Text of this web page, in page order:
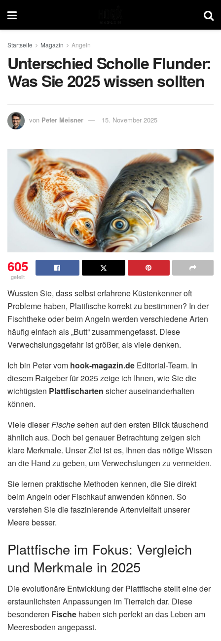
Startseite Magazin Angeln
Unterschied Scholle Flunder:
Was Sie 2025 wissen sollten
von Peter Meisner 15. November 2025
605
geteilt
Wussten Sie, dass selbst erfahrene Küstenkenner oft
Probleme haben, Plattfische korrekt zu bestimmen? In der
Fischtheke oder beim Angeln werden verschiedene Arten
häufig einfach als „Butt“ zusammengefasst. Diese
Verwechslungsgefahr ist größer, als viele denken.
Ich bin Peter vom hook-magazin.de Editorial-Team. In
diesem Ratgeber für 2025 zeige ich Ihnen, wie Sie die
wichtigsten Plattfischarten sicher auseinanderhalten
können.
Viele dieserFischesehen auf den ersten Blick täuschend
ähnlich aus. Doch bei genauer Betrachtung zeigen sich
klare Merkmale. Unser Ziel ist es, Ihnen das nötige Wissen
an die Hand zu geben, um Verwechslungen zu vermeiden.
Sie lernen praktische Methoden kennen, die Sie direkt
beim Angeln oder Fischkauf anwenden können. So
verstehen Sie die faszinierende Artenvielfalt unserer
Meere besser.
Plattfische im Fokus: Vergleich
und Merkmale in 2025
Die evolutionäre Entwicklung der Plattfische stellt eine der
erstaunlichsten Anpassungen im Tierreich dar. Diese
besonderen Fische haben sich perfekt an das Leben am
Meeresboden angepasst.